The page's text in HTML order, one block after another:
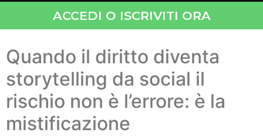
ACCEDI O ISCRIVITI ORA
Quando il diritto diventa
storytelling da social il
rischio non è l’errore: è la
mistificazione